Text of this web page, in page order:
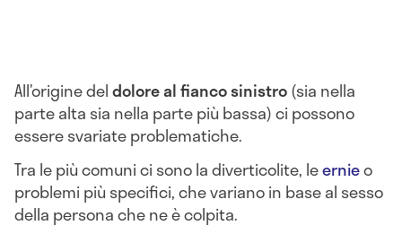
All’origine deldolore al fianco sinistro(sia nella
parte alta sia nella parte più bassa) ci possono
essere svariate problematiche.
Tra le più comuni ci sono la diverticolite, leernieo
problemi più specifici, che variano in base al sesso
della persona che ne è colpita.